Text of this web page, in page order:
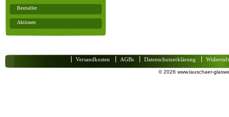
Bestseller
Aktionen
Versandkosten AGBs Datenschutzerklärung
© 2026 www.lauschaer-